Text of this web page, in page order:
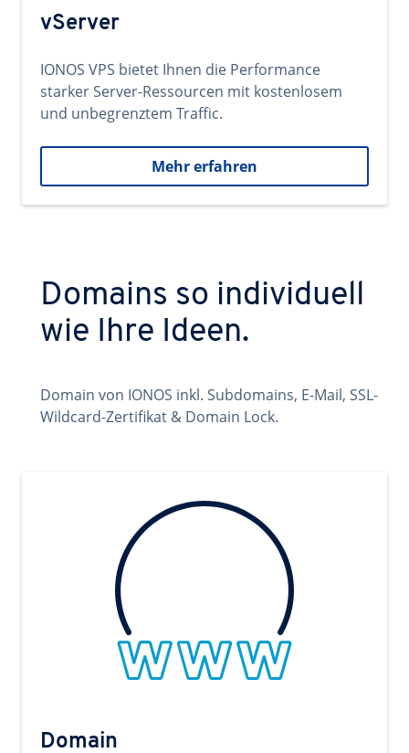
vServer
IONOS VPS bietet Ihnen die Performance
starker Server-Ressourcen mit kostenlosem
und unbegrenztem Traffic.
Mehr erfahren
Domains so individuell
wie Ihre Ideen.
Domain von IONOS inkl. Subdomains, E-Mail, SSL-
Wildcard-Zertifikat & Domain Lock.
Domain